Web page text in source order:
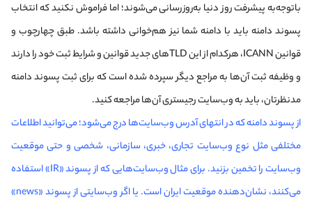
باتوجه‌به پیشرفت روز دنیا به‌روزرسانی می‌شوند؛ اما فراموش نکنید که انتخاب
پسوند دامنه باید با دامنه شما نیز هم‌خوانی داشته باشد. طبق چهارچوب و
قوانین ICANN، هرکدام از این TLDهای جدید قوانین و شرایط ثبت خود را دارند
و وظیفه ثبت آن‌ها به مراجع دیگر سپرده شده است که برای ثبت پسوند دامنه
مدنظرتان، باید به وب‌سایت رجیستری آن‌ها مراجعه کنید.
از پسوند دامنه که در انتهای آدرس وب‌سایت‌ها درج می‌شود؛ می‌توانید اطلاعات
مختلفی مثل نوع وب‌سایت تجاری، خبری، سازمانی، شخصی و حتی موقعیت
وب‌سایت را تخمین بزنید. برای مثال وب‌سایت‌هایی که از پسوند «IR» استفاده
می‌کنند، نشان‌دهنده موقعیت ایران است. یا اگر وب‌سایتی از پسوند «news»